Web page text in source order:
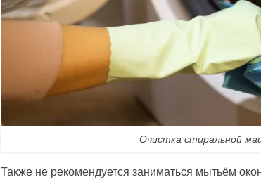
Очистка стиральной
Также не рекомендуется заниматься мытьём